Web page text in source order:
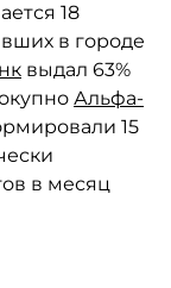
18
в городе
выдал 63%
Альфа-
15
в месяц